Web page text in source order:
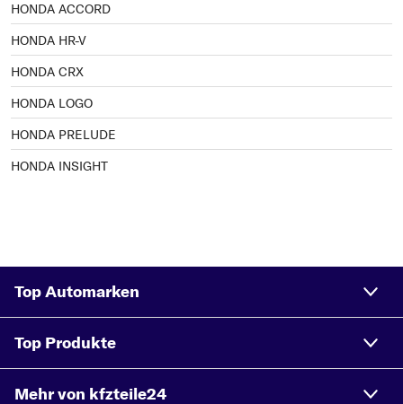
HONDA ACCORD
HONDA HR-V
HONDA CRX
HONDA LOGO
HONDA PRELUDE
HONDA INSIGHT
Top Automarken
Top Produkte
Mehr von kfzteile24